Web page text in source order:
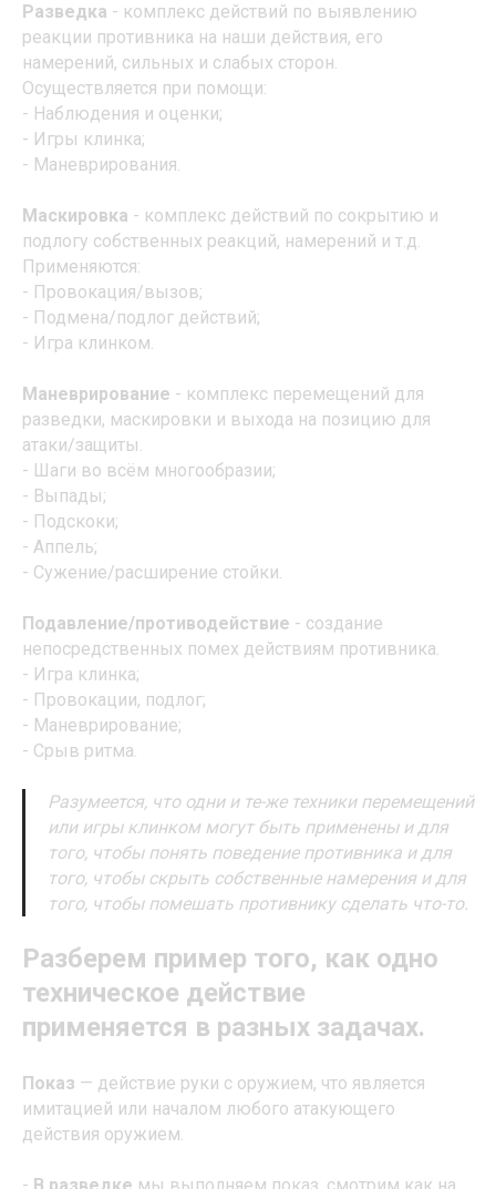
Разведка - комплекс действий по выявлению
реакции противника на наши действия, его
намерений, сильных и слабых сторон.
Осуществляется при помощи:
- Наблюдения и оценки;
- Игры клинка;
- Маневрирования.
Маскировка - комплекс действий по сокрытию и
подлогу собственных реакций, намерений и т.д.
Применяются:
- Провокация/вызов;
- Подмена/подлог действий;
- Игра клинком.
Маневрирование - комплекс перемещений для
разведки, маскировки и выхода на позицию для
атаки/защиты.
- Шаги во всём многообразии;
- Выпады;
- Подскоки;
- Аппель;
- Сужение/расширение стойки.
Подавление/противодействие - создание
непосредственных помех действиям противника.
- Игра клинка;
- Провокации, подлог;
- Маневрирование;
- Срыв ритма.
Разумеется, что одни и те-же техники перемещений
или игры клинком могут быть применены и для
того, чтобы понять поведение противника и для
того, чтобы скрыть собственные намерения и для
того, чтобы помешать противнику сделать что-то.
Разберем пример того, как одно
техническое действие
применяется в разных задачах.
Показ — действие руки с оружием, что является
имитацией или началом любого атакующего
действия оружием.
- В разведке мы выполняем показ, смотрим как на